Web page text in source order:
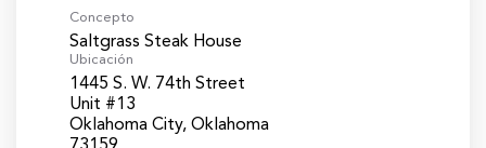
Concepto
Saltgrass Steak House
Ubicación
1445 S. W. 74th Street
Unit #13
Oklahoma City, Oklahoma